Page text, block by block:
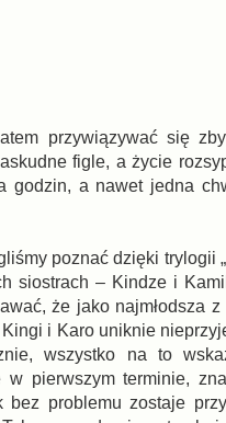
przywiązywać się
figle, a życie
godzin, a nawet jedna
poznać dzięki trylogii
siostrach – Kindze i
że jako najmłodsza
i Karo uniknie
wszystko na to
pierwszym terminie,
problemu zostaje